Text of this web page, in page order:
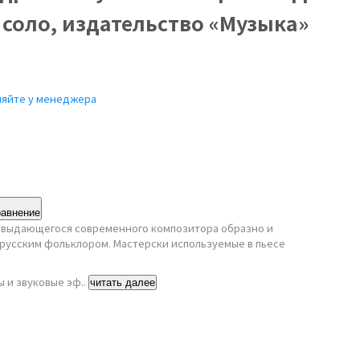
издательство «Музыка»
у менеджера
современного композитора образно и
фольклором. Мастерски используемые в пьесе
и звуковые эф.. читать далее